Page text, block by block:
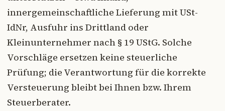
innergemeinschaftliche Lieferung mit USt-
IdNr, Ausfuhr ins Drittland oder
Kleinunternehmer nach § 19 UStG. Solche
Vorschläge ersetzen keine steuerliche
Prüfung; die Verantwortung für die korrekte
Versteuerung bleibt bei Ihnen bzw. Ihrem
Steuerberater.